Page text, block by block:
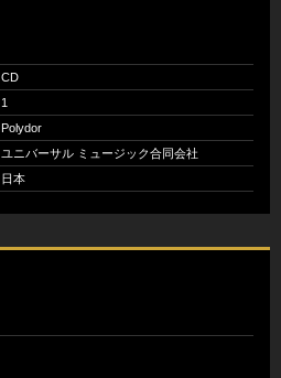
CD
1
Polydor
ユニバーサル ミュージック合同会社
日本